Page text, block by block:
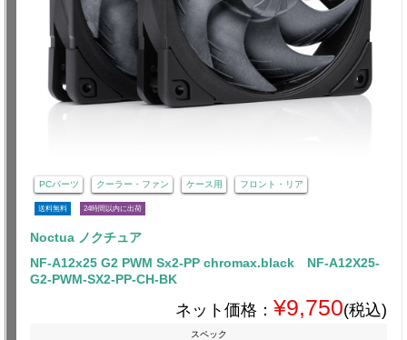
PCパーツ クーラー・ファン ケース用 フロント・リア
送料無料 24時間以内に出荷
Noctua ノクチュア
NF-A12x25 G2 PWM Sx2-PP chromax.black NF-A12X25-
G2-PWM-SX2-PP-CH-BK
ネット価格： ¥9,750(税込)
スペック